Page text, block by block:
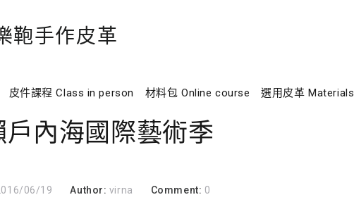
鞄手作皮革
皮件課程 Class in person 材料包 Online course 選用皮革 Materials
戶內海國際藝術季
06/19 Author: virna Comment: 0